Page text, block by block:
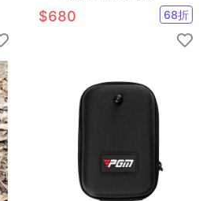
710ccAshland2.0(冷水瓶/運
動水壺)
$680 68折